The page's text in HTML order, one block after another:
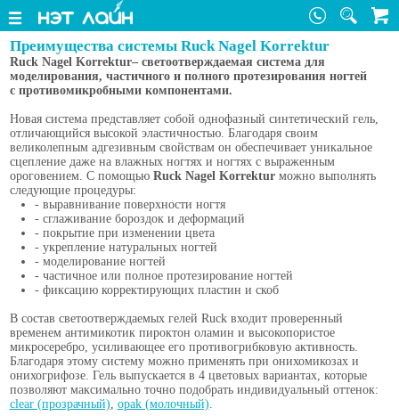
Преимущества системы Ruck Nagel Korrektur
Ruck Nagel Korrektur– светоотверждаемая система для
моделирования, частичного и полного протезирования ногтей
с противомикробными компонентами.
Новая система представляет собой однофазный синтетический гель,
отличающийся высокой эластичностью. Благодаря своим
великолепным адгезивным свойствам он обеспечивает уникальное
сцепление даже на влажных ногтях и ногтях с выраженным
ороговением. С помощью Ruck Nagel Korrekturможно выполнять
следующие процедуры:
- выравнивание поверхности ногтя
- сглаживание бороздок и деформаций
- покрытие при изменении цвета
- укрепление натуральных ногтей
- моделирование ногтей
- частичное или полное протезирование ногтей
- фиксацию корректирующих пластин и скоб
В состав светоотверждаемых гелей Ruck входит проверенный
временем антимикотик пироктон оламин и высокопористое
микросеребро, усиливающее его противогрибковую активность.
Благодаря этому систему можно применять при онихомикозах и
онихогрифозе. Гель выпускается в 4 цветовых вариантах, которые
позволяют максимально точно подобрать индивидуальный оттенок:
clear (прозрачный), opak (молочный).